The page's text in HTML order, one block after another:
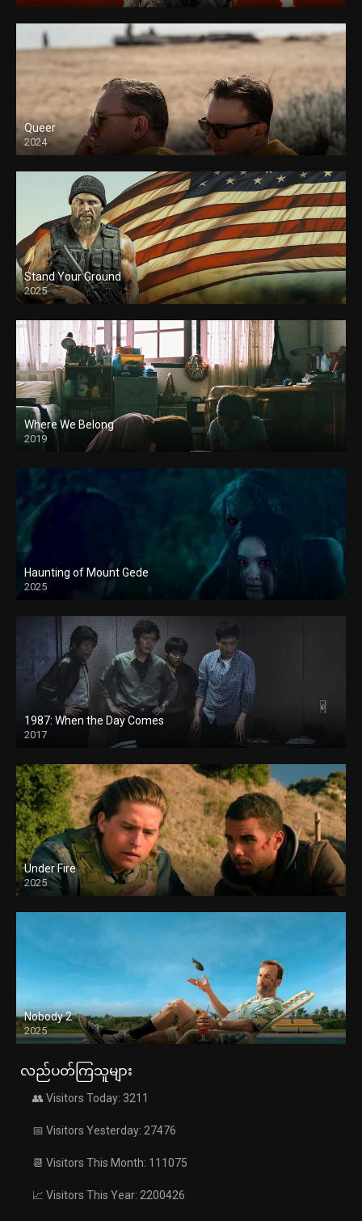
Queer
2024
Stand Your Ground
2025
Where We Belong
2019
Haunting of Mount Gede
2025
1987: When the Day Comes
2017
Under Fire
2025
Nobody 2
2025
လည်ပတ်ကြသူများ
👥 Visitors Today: 3211
📅 Visitors Yesterday: 27476
📆 Visitors This Month: 111075
📈 Visitors This Year: 2200426